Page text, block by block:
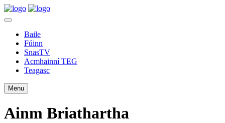
Baile
Fúinn
SnasTV
Acmhainní TEG
Teagasc
Menu
Ainm Briathartha